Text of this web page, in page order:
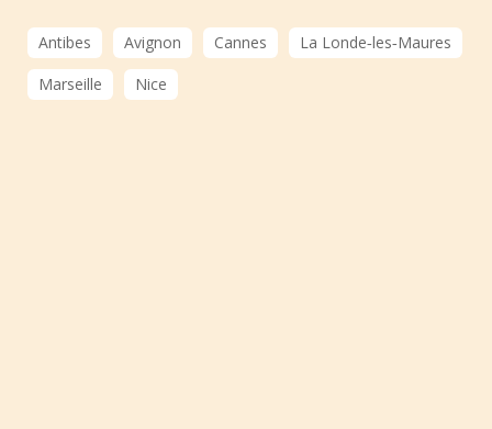
Antibes Avignon Cannes
La Londe‑les‑Maures
Marseille
Nice